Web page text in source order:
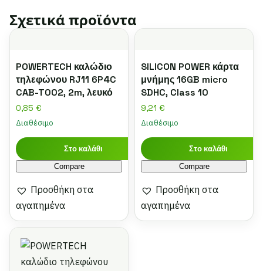
Σχετικά προϊόντα
POWERTECH καλώδιο
τηλεφώνου RJ11 6P4C
CAB-T002, 2m, λευκό
0,85 €
Διαθέσιμο
Στο καλάθι
Compare
Προσθήκη στα
αγαπημένα
SILICON POWER κάρτα
μνήμης 16GB micro
SDHC, Class 10
9,21 €
Διαθέσιμο
Στο καλάθι
Compare
Προσθήκη στα
αγαπημένα